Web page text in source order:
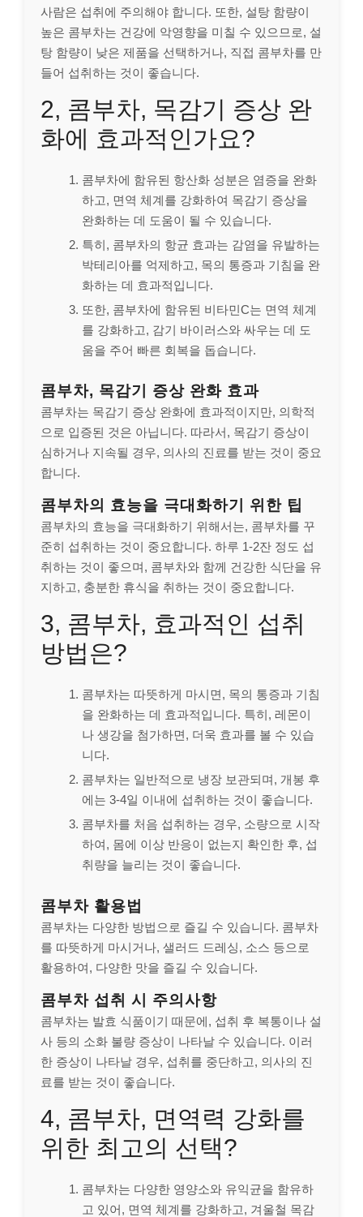
사람은 섭취에 주의해야 합니다. 또한, 설탕 함량이
높은 콤부차는 건강에 악영향을 미칠 수 있으므로, 설
탕 함량이 낮은 제품을 선택하거나, 직접 콤부차를 만
들어 섭취하는 것이 좋습니다.
2, 콤부차, 목감기 증상 완
화에 효과적인가요?
콤부차에 함유된 항산화 성분은 염증을 완화
하고, 면역 체계를 강화하여 목감기 증상을
완화하는 데 도움이 될 수 있습니다.
특히, 콤부차의 항균 효과는 감염을 유발하는
박테리아를 억제하고, 목의 통증과 기침을 완
화하는 데 효과적입니다.
또한, 콤부차에 함유된 비타민C는 면역 체계
를 강화하고, 감기 바이러스와 싸우는 데 도
움을 주어 빠른 회복을 돕습니다.
콤부차, 목감기 증상 완화 효과
콤부차는 목감기 증상 완화에 효과적이지만, 의학적
으로 입증된 것은 아닙니다. 따라서, 목감기 증상이
심하거나 지속될 경우, 의사의 진료를 받는 것이 중요
합니다.
콤부차의 효능을 극대화하기 위한 팁
콤부차의 효능을 극대화하기 위해서는, 콤부차를 꾸
준히 섭취하는 것이 중요합니다. 하루 1-2잔 정도 섭
취하는 것이 좋으며, 콤부차와 함께 건강한 식단을 유
지하고, 충분한 휴식을 취하는 것이 중요합니다.
3, 콤부차, 효과적인 섭취
방법은?
콤부차는 따뜻하게 마시면, 목의 통증과 기침
을 완화하는 데 효과적입니다. 특히, 레몬이
나 생강을 첨가하면, 더욱 효과를 볼 수 있습
니다.
콤부차는 일반적으로 냉장 보관되며, 개봉 후
에는 3-4일 이내에 섭취하는 것이 좋습니다.
콤부차를 처음 섭취하는 경우, 소량으로 시작
하여, 몸에 이상 반응이 없는지 확인한 후, 섭
취량을 늘리는 것이 좋습니다.
콤부차 활용법
콤부차는 다양한 방법으로 즐길 수 있습니다. 콤부차
를 따뜻하게 마시거나, 샐러드 드레싱, 소스 등으로
활용하여, 다양한 맛을 즐길 수 있습니다.
콤부차 섭취 시 주의사항
콤부차는 발효 식품이기 때문에, 섭취 후 복통이나 설
사 등의 소화 불량 증상이 나타날 수 있습니다. 이러
한 증상이 나타날 경우, 섭취를 중단하고, 의사의 진
료를 받는 것이 좋습니다.
4, 콤부차, 면역력 강화를
위한 최고의 선택?
콤부차는 다양한 영양소와 유익균을 함유하
고 있어, 면역 체계를 강화하고, 겨울철 목감